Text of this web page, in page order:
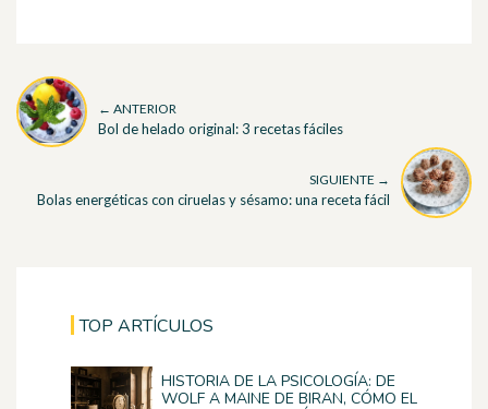
← ANTERIOR
Bol de helado original: 3 recetas fáciles
SIGUIENTE →
Bolas energéticas con ciruelas y sésamo: una receta fácil
TOP ARTÍCULOS
HISTORIA DE LA PSICOLOGÍA: DE
WOLF A MAINE DE BIRAN, CÓMO EL